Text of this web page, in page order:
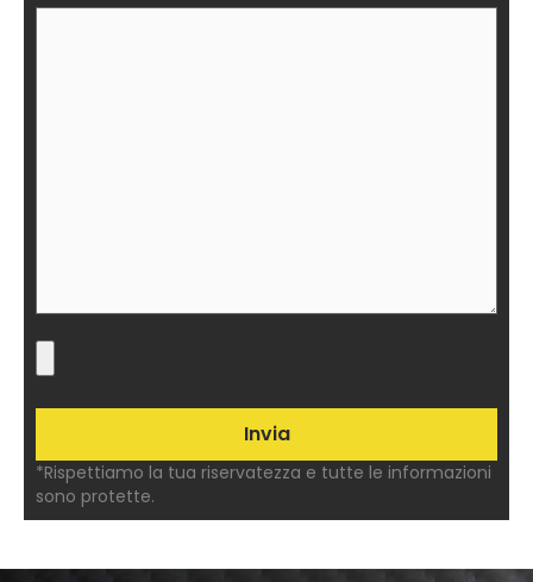
*Rispettiamo la tua riservatezza e tutte le informazioni
sono protette.